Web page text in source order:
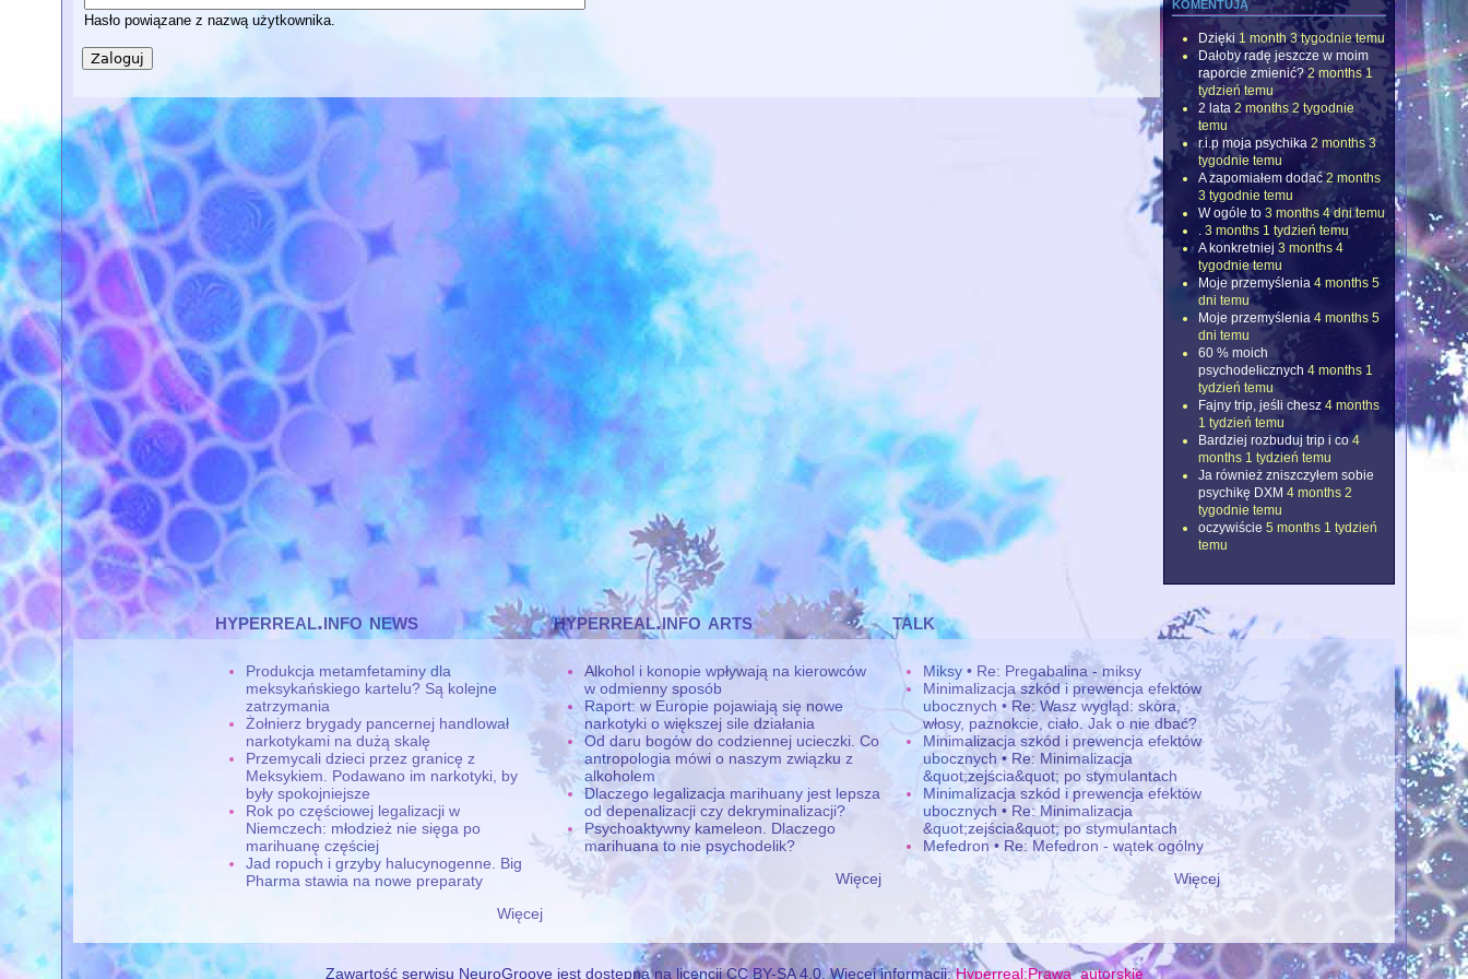
Hasło powiązane z nazwą użytkownika.
Dzięki 1 month 3 tygodnie temu
Dałoby radę jeszcze w moim
raporcie zmienić? 2 months 1
tydzień temu
2 lata 2 months 2 tygodnie
temu
r.i.p moja psychika 2 months 3
tygodnie temu
A zapomiałem dodać 2 months
3 tygodnie temu
W ogóle to 3 months 4 dni temu
3 months 1 tydzień temu
A konkretniej 3 months 4
tygodnie temu
Moje przemyślenia 4 months 5
dni temu
Moje przemyślenia 4 months 5
dni temu
60 % moich
psychodelicznych 4 months 1
tydzień temu
Fajny trip, jeśli chesz 4 months
1 tydzień temu
Bardziej rozbuduj trip i co 4
months 1 tydzień temu
Ja również zniszczyłem sobie
psychikę DXM 4 months 2
tygodnie temu
oczywiście 5 months 1 tydzień
temu
hyperreal.info news
Produkcja metamfetaminy dla
meksykańskiego kartelu? Są kolejne
zatrzymania
Żołnierz brygady pancernej handlował
narkotykami na dużą skalę
Przemycali dzieci przez granicę z
Meksykiem. Podawano im narkotyki, by
były spokojniejsze
Rok po częściowej legalizacji w
Niemczech: młodzież nie sięga po
marihuanę częściej
Jad ropuch i grzyby halucynogenne. Big
Pharma stawia na nowe preparaty
Więcej
hyperreal.info arts
Alkohol i konopie wpływają na kierowców
w odmienny sposób
Raport: w Europie pojawiają się nowe
narkotyki o większej sile działania
Od daru bogów do codziennej ucieczki. Co
antropologia mówi o naszym związku z
alkoholem
Dlaczego legalizacja marihuany jest lepsza
od depenalizacji czy dekryminalizacji?
Psychoaktywny kameleon. Dlaczego
marihuana to nie psychodelik?
Więcej
talk
Miksy • Re: Pregabalina - miksy
Minimalizacja szkód i prewencja efektów
ubocznych • Re: Wasz wygląd: skóra,
włosy, paznokcie, ciało. Jak o nie dbać?
Minimalizacja szkód i prewencja efektów
ubocznych • Re: Minimalizacja
&quot;zejścia&quot; po stymulantach
Minimalizacja szkód i prewencja efektów
ubocznych • Re: Minimalizacja
&quot;zejścia&quot; po stymulantach
Mefedron • Re: Mefedron - wątek ogólny
Więcej
Zawartość serwisu NeuroGroove jest dostępna na licencji CC BY-SA 4.0. Więcej informacji:Hyperreal:Prawa_autorskie